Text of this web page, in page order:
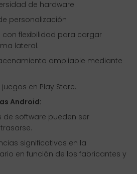
de hardware
personalización
flexibilidad para cargar
lateral.
ampliable mediante
en Play Store.
Android:
de software pueden ser
significativas en la
en función de los fabricantes y